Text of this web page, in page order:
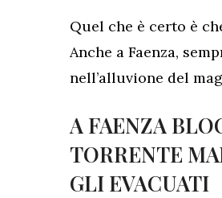
Quel che è certo è
Anche a Faenza,
nell’alluvione del
A FAENZA
TORRENTE
GLI EVACUATI